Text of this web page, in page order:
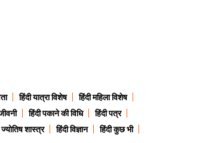
हिंदी यात्रा विशेष
हिंदी महिला विशेष
हिंदी पकाने की विधि
हिंदी पत्र
ज्योतिष शास्त्र हिंदी विज्ञान
हिंदी कुछ भी